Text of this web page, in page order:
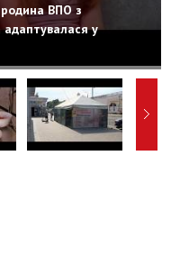
ВПО з
у